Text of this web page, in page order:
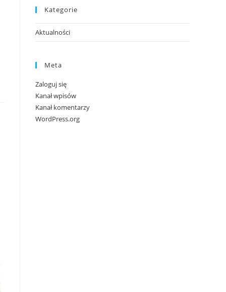
Kategorie
Aktualności
Meta
Zaloguj się
Kanał wpisów
Kanał komentarzy
WordPress.org